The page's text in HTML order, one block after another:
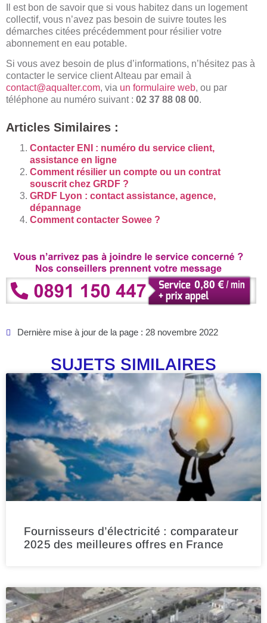
Il est bon de savoir que si vous habitez dans un logement
collectif, vous n’avez pas besoin de suivre toutes les
démarches citées précédemment pour résilier votre
abonnement en eau potable.
Si vous avez besoin de plus d’informations, n’hésitez pas à
contacter le service client Alteau par email à
contact@aqualter.com, via un formulaire web, ou par
téléphone au numéro suivant : 02 37 88 08 00.
Articles Similaires :
Contacter ENI : numéro du service client,
assistance en ligne
Comment résilier un compte ou un contrat
souscrit chez GRDF ?
GRDF Lyon : contact assistance, agence,
dépannage
Comment contacter Sowee ?
Dernière mise à jour de la page : 28 novembre 2022
SUJETS SIMILAIRES
Fournisseurs d’électricité : comparateur
2025 des meilleures offres en France